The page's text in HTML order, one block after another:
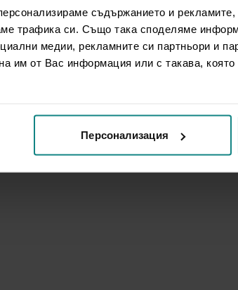
съдържанието и
трафика си. Също така споделяме
медии, рекламните си партньори и
им от Вас информация или с такава,
Персонализация